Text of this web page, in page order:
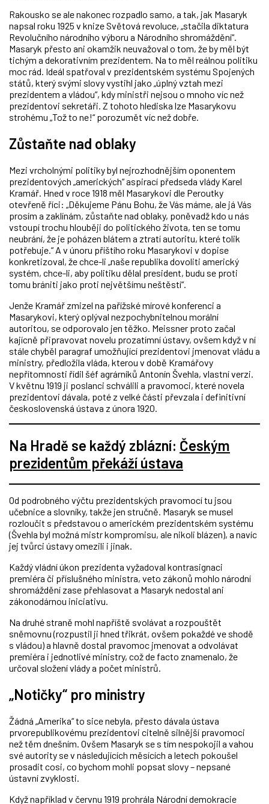
Rakousko se ale nakonec rozpadlo samo, a tak, jak Masaryk
napsal roku 1925 v knize Světová revoluce, „stačila diktatura
Revolučního národního výboru a Národního shromáždění“.
Masaryk přesto ani okamžik neuvažoval o tom, že by měl být
tichým a dekorativním prezidentem. Na to měl reálnou politiku
moc rád. Ideál spatřoval v prezidentském systému Spojených
států, který svými slovy vystihl jako „úplný vztah mezi
prezidentem a vládou“, kdy ministři nejsou o mnoho víc než
prezidentovi sekretáři. Z tohoto hlediska lze Masarykovu
strohému „Tož to ne!“ porozumět víc než dobře.
Zůstaňte nad oblaky
Mezi vrcholnými politiky byl nejrozhodnějším oponentem
prezidentových „amerických“ aspirací předseda vlády Karel
Kramář. Hned v roce 1918 měl Masarykovi dle Peroutky
otevřeně říci: „Děkujeme Pánu Bohu, že Vás máme, ale já Vás
prosím a zaklínám, zůstaňte nad oblaky, poněvadž kdo u nás
vstoupí trochu hlouběji do politického života, ten se tomu
neubrání, že je poházen blátem a ztratí autoritu, které tolik
potřebuje.“ A v únoru příštího roku Masarykovi v dopise
konkretizoval, že chce-li „naše republika dovoliti americký
systém, chce-li, aby politiku dělal president, budu se proti
tomu brániti jako proti největšímu neštěstí“.
Jenže Kramář zmizel na pařížské mírové konferenci a
Masarykovi, který oplýval nezpochybnitelnou morální
autoritou, se odporovalo jen těžko. Meissner proto začal
kajícně připravovat novelu prozatímní ústavy, ovšem když v ní
stále chyběl paragraf umožňující prezidentovi jmenovat vládu a
ministry, předložila vláda, kterou v době Kramářovy
nepřítomnosti řídil šéf agrárníků Antonín Švehla, vlastní verzi.
V květnu 1919 ji poslanci schválili a pravomoci, které novela
prezidentovi dávala, poté z velké části převzala i definitivní
československá ústava z února 1920.
Na Hradě se každý zblázní: Českým
prezidentům překáží ústava
Od podrobného výčtu prezidentských pravomocí tu jsou
učebnice a slovníky, takže jen stručně. Masaryk se musel
rozloučit s představou o americkém prezidentském systému
(Švehla byl možná mistr kompromisu, ale nikoli blázen), a navíc
jej tvůrci ústavy omezili i jinak.
Každý vládní úkon prezidenta vyžadoval kontrasignaci
premiéra či příslušného ministra, veto zákonů mohlo národní
shromáždění zase přehlasovat a Masaryk nedostal ani
zákonodárnou iniciativu.
Na druhé straně mohl napříště svolávat a rozpouštět
sněmovnu (rozpustil ji hned třikrát, ovšem pokaždé ve shodě
s vládou) a hlavně dostal pravomoc jmenovat a odvolávat
premiéra i jednotlivé ministry, což de facto znamenalo, že
určoval složení vlády a počet ministrů.
„Notičky“ pro ministry
Žádná „Amerika“ to sice nebyla, přesto dávala ústava
prvorepublikovému prezidentovi citelně silnější pravomoci
než těm dnešním. Ovšem Masaryk se s tím nespokojil a vahou
své autority se v následujících měsících a letech pokoušel
prosadit cosi, co bychom mohli popsat slovy – nepsané
ústavní zvyklosti.
Když například v červnu 1919 prohrála Národní demokracie